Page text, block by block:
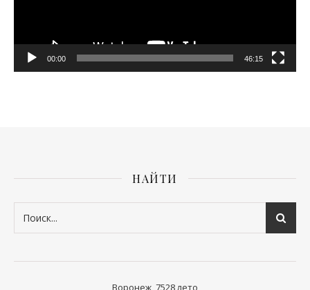
00:00 46:15
НАЙТИ
Воронеж, 7528 лето